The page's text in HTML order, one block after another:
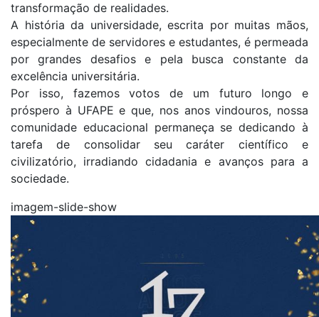
transformação de realidades.
A história da universidade, escrita por muitas mãos,
especialmente de servidores e estudantes, é permeada
por grandes desafios e pela busca constante da
excelência universitária.
Por isso, fazemos votos de um futuro longo e
próspero à UFAPE e que, nos anos vindouros, nossa
comunidade educacional permaneça se dedicando à
tarefa de consolidar seu caráter científico e
civilizatório, irradiando cidadania e avanços para a
sociedade.
imagem-slide-show